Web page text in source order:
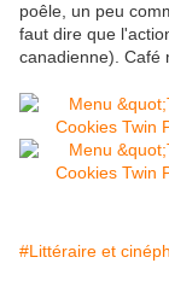
poêle, un peu
faut dire que
canadienne). Café
#Littéraire et